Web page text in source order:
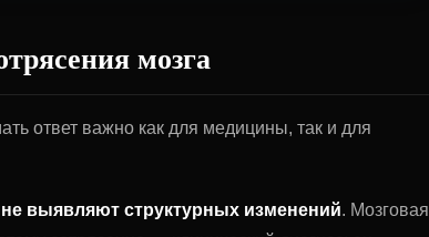
мозга
ответ важно как для медицины, так и для
выявляют структурных изменений. Мозговая